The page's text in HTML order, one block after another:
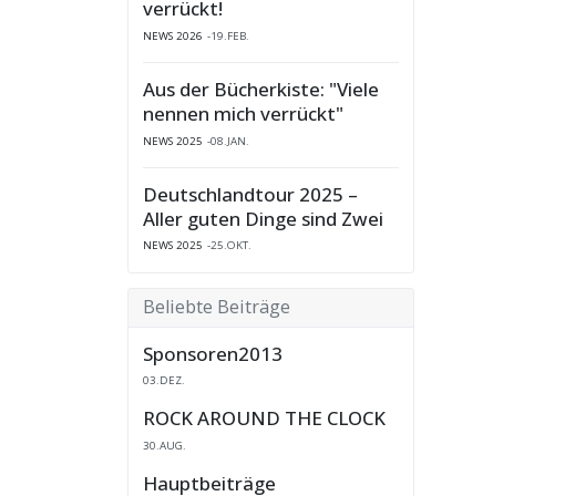
verrückt!
NEWS 2026 19.FEB.
Aus der Bücherkiste: "Viele
nennen mich verrückt"
NEWS 2025 08.JAN.
Deutschlandtour 2025 –
Aller guten Dinge sind Zwei
NEWS 2025 25.OKT.
Beliebte Beiträge
Sponsoren2013
03.DEZ.
ROCK AROUND THE CLOCK
30.AUG.
Hauptbeiträge